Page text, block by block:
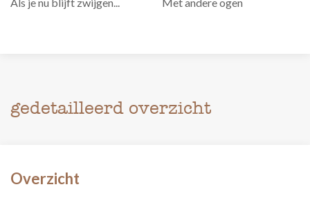
gedetailleerd overzicht
Overzicht